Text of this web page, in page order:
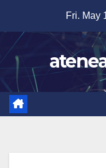
content
Fri. May